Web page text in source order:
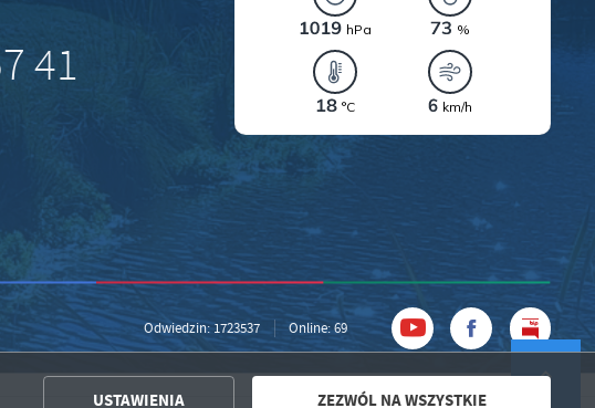
41
Odwiedzin: 1723537 Online: 69
USTAWIENIA ZEZWÓL NA WSZYSTKIE